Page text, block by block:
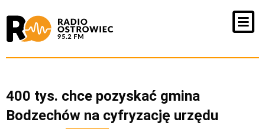
400 tys. chce pozyskać gmina
Bodzechów na cyfryzację urzędu